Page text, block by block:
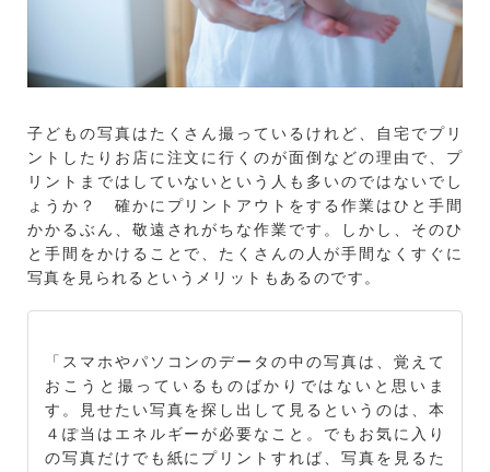
子どもの写真はたくさん撮っているけれど、自宅でプリ
ントしたりお店に注文に行くのが面倒などの理由で、プ
リントまではしていないという人も多いのではないでし
ょうか？ 確かにプリントアウトをする作業はひと手間
かかるぶん、敬遠されがちな作業です。しかし、そのひ
と手間をかけることで、たくさんの人が手間なくすぐに
写真を見られるというメリットもあるのです。
「スマホやパソコンのデータの中の写真は、覚えて
おこうと撮っているものばかりではないと思いま
す。見せたい写真を探し出して見るというのは、本
４ぽ当はエネルギーが必要なこと。でもお気に入り
の写真だけでも紙にプリントすれば、写真を見るた